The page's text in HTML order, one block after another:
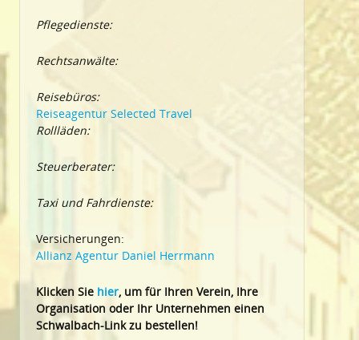
Pflegedienste:
Rechtsanwälte:
Reisebüros:
Reiseagentur Selected Travel
Rollläden:
Steuerberater:
Taxi und Fahrdienste:
Versicherungen:
Allianz Agentur Daniel Herrmann
Klicken Sie hier, um für Ihren Verein, Ihre
Organisation oder Ihr Unternehmen einen
Schwalbach-Link zu bestellen!